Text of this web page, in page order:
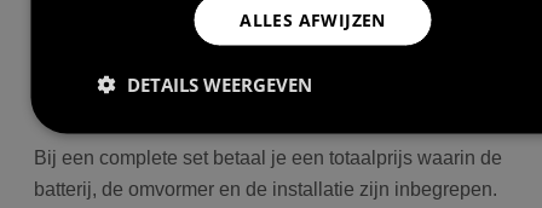
Wat kost een thuisbatterij set van
16 kWh?
Bij een complete set betaal je een totaalprijs waarin de
batterij, de omvormer en de installatie zijn inbegrepen.
ALLES AFWIJZEN
DETAILS WEERGEVEN
Prestatie Targeting Functioneel